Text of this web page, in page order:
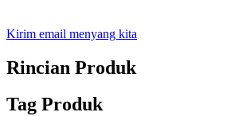
Kirim email menyang kita
Rincian Produk
Tag Produk